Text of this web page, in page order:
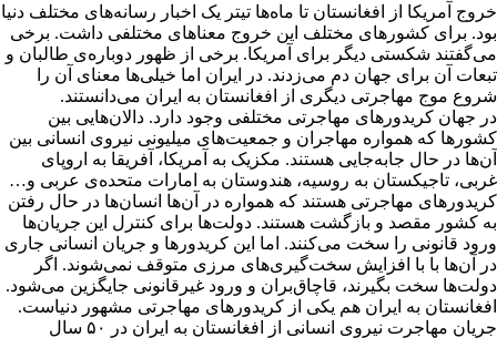
خروج آمریکا از افغانستان تا ماه‌ها تیتر یک اخبار رسانه‌های مختلف دنیا
بود. برای کشورهای مختلف این خروج معناهای مختلفی داشت. برخی
می‌گفتند شکستی دیگر برای آمریکا. برخی از ظهور دوباره‌ی طالبان و
تبعات آن برای جهان دم می‌زدند. در ایران اما خیلی‌ها معنای آن را
شروع موج مهاجرتی دیگری از افغانستان به ایران می‌دانستند.
در جهان کریدورهای مهاجرتی مختلفی وجود دارد. دالان‌هایی بین
کشورها که همواره مهاجران و جمعیت‌های میلیونی نیروی انسانی بین
آن‌ها در حال جابه‌جایی هستند. مکزیک به آمریکا، آفریقا به اروپای
غربی، تاجیکستان به روسیه، هندوستان به امارات متحده‌ی عربی و…
کریدورهای مهاجرتی هستند که همواره در آن‌ها انسان‌ها در حال رفتن
به کشور مقصد و بازگشت هستند. دولت‌ها برای کنترل این جریان‌ها
ورود قانونی را سخت می‌کنند. اما این کریدورها و جریان انسانی جاری
در آن‌ها با با افزایش سخت‌گیری‌های مرزی متوقف نمی‌شوند. اگر
دولت‌ها سخت بگیرند، قاچاق‌بران و ورود غیرقانونی جایگزین می‌شود.
افغانستان به ایران هم یکی از کریدورهای مهاجرتی مشهور دنیاست.
جریان مهاجرت نیروی انسانی از افغانستان به ایران در ۵۰ سال